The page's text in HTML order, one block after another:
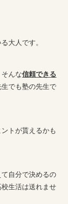
大人です。
んな信頼できる
でも塾の先生で
トが貰えるかも
自分で決めるの
生活は送れませ